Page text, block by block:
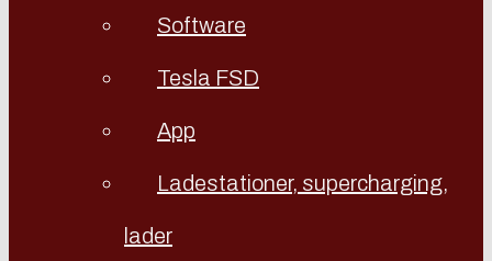
Software
Tesla FSD
App
Ladestationer, supercharging,
lader